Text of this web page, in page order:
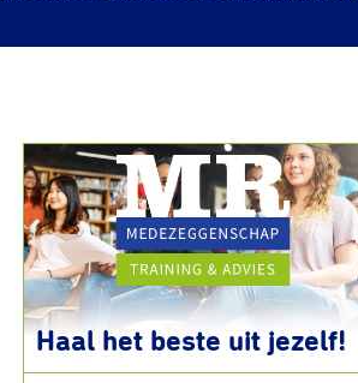
Haal het beste uit jezelf!